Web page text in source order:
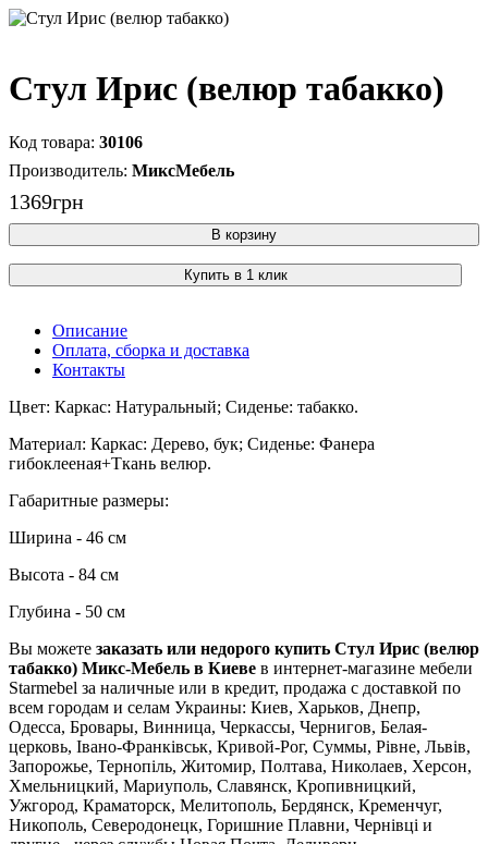
Стул Ирис (велюр табакко)
30106
МиксМебель
1369грн
В корзину
Купить в 1 клик
Описание
Оплата, сборка и доставка
Контакты
Цвет: Каркас: Натуральный; Сиденье: табакко.
Материал: Каркас: Дерево, бук; Сиденье: Фанера
гибоклееная+Ткань велюр.
Габаритные размеры:
Ширина - 46 см
Высота - 84 см
Глубина - 50 см
Вы можете заказать или недорого купить Стул Ирис (велюр
табакко) Микс-Мебель в Киеве в интернет-магазине мебели
Starmebel за наличные или в кредит, продажа с доставкой по
всем городам и селам Украины: Киев, Харьков, Днепр,
Одесса, Бровары, Винница, Черкассы, Чернигов, Белая-
церковь, Івано-Франківськ, Кривой-Рог, Суммы, Рівне, Львів,
Запорожье, Тернопіль, Житомир, Полтава, Николаев, Херсон,
Хмельницкий, Мариуполь, Славянск, Кропивницкий,
Ужгород, Краматорск, Мелитополь, Бердянск, Кременчуг,
Никополь, Северодонецк, Горишние Плавни, Чернівці и